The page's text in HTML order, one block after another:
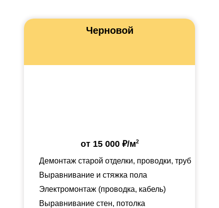
Черновой
от15 000 ₽/м2
Демонтаж старой отделки, проводки, труб
Выравнивание и стяжка пола
Электромонтаж (проводка, кабель)
Выравнивание стен, потолка